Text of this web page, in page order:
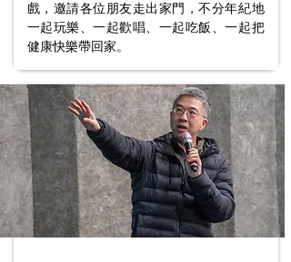
戲，邀請各位朋友走出家門，不分年紀地
一起玩樂、一起歡唱、一起吃飯、一起把
健康快樂帶回家。